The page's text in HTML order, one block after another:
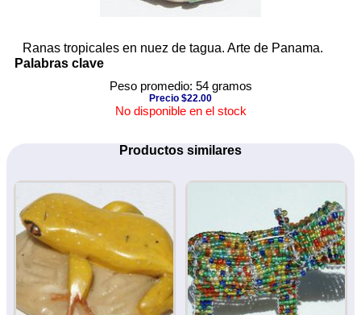
Ranas tropicales en nuez de tagua. Arte de Panama.
Palabras clave
Peso promedio: 54 gramos
Precio $22.00
No disponible en el stock
Productos similares